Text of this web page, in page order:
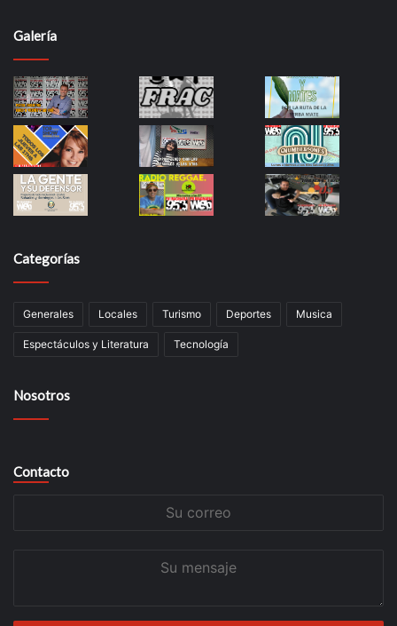
Galería
Categorías
Generales Locales Turismo Deportes Musica
Espectáculos y Literatura Tecnología
Nosotros
Contacto